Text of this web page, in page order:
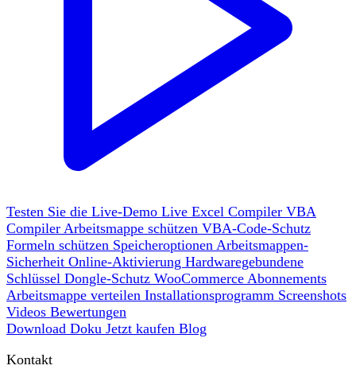
Testen Sie die Live-Demo Live Excel Compiler VBA
Compiler Arbeitsmappe schützen VBA-Code-Schutz
Formeln schützen Speicheroptionen Arbeitsmappen-
Sicherheit Online-Aktivierung Hardwaregebundene
Schlüssel Dongle-Schutz WooCommerce Abonnements
Arbeitsmappe verteilen Installationsprogramm Screenshots
Videos Bewertungen
Download Doku Jetzt kaufen Blog
Kontakt